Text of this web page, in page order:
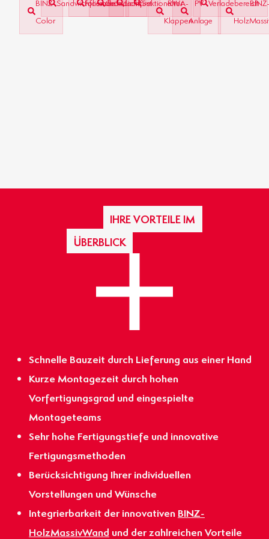
BINZ-
Color
Sandwichfassade
FoliendachGründachLichtfirstSektionaltor
RWA-
Klappen
PV-
Anlage
VerladebereichBINZ-
IHRE VORTEILE IM
ÜBERBLICK
Schnelle Bauzeit durch Lieferung aus einer Hand
Kurze Montagezeit durch hohen
Vorfertigungsgrad und eingespielte
Montageteams
Sehr hohe Fertigungstiefe und innovative
Fertigungsmethoden
Berücksichtigung Ihrer individuellen
Vorstellungen und Wünsche
Integrierbarkeit der innovativen BINZ-
HolzMassivWand und der zahlreichen Vorteile